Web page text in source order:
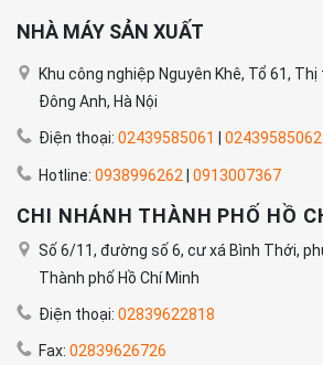
NHÀ MÁY SẢN XUẤT
Khu công nghiệp Nguyên Khê, Tổ 61,
Đông Anh, Hà Nội
Điện thoại: 02439585061 02439585062
Hotline: 0938996262 0913007367
CHI NHÁNH THÀNH PHỐ HỒ
Số 6/11, đường số 6, cư xá Bình Thới,
Thành phố Hồ Chí Minh
Điện thoại: 02839622818
Fax: 02839626726